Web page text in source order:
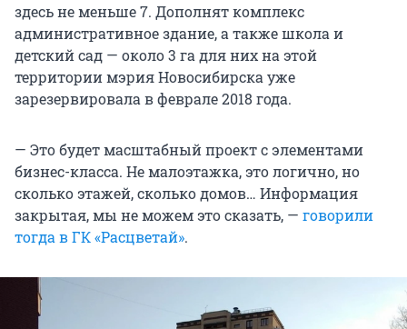
здесь не меньше 7. Дополнят комплекс
административное здание, а также школа и
детский сад — около 3 га для них на этой
территории мэрия Новосибирска уже
зарезервировала в феврале 2018 года.
— Это будет масштабный проект с элементами
бизнес-класса. Не малоэтажка, это логично, но
сколько этажей, сколько домов… Информация
закрытая, мы не можем это сказать, — говорили
тогда в ГК «Расцветай».